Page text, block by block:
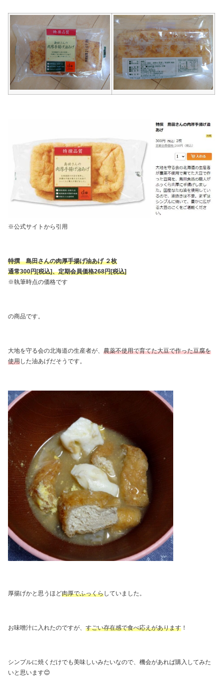
※公式サイトから引用
特撰 島田さんの肉厚手揚げ油あげ ２枚
通常300円[税込]、定期会員価格268円[税込]
※執筆時点の価格です
の商品です。
大地を守る会の北海道の生産者が、 農薬不使用で育てた大豆で作った豆腐を
使用した油あげだそうです。
厚揚げかと思うほど肉厚でふっくらしていました。
お味噌汁に入れたのですが、 すごい存在感で食べ応えがあります ！
シンプルに焼くだけでも美味しいみたいなので、機会があれば購入してみた
いと思います😊